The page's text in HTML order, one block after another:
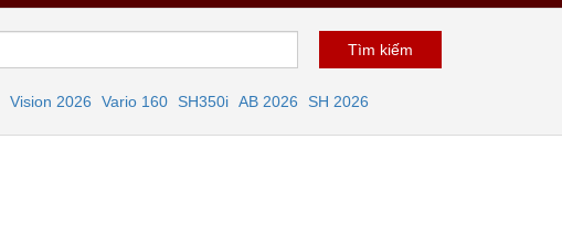
Vision 2026 Vario 160 SH350i AB 2026 SH 2026